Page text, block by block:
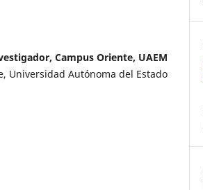
Campus Oriente, UAEM
Universidad Autónoma del Estado